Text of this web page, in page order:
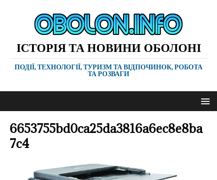
ІСТОРІЯ ТА НОВИНИ ОБОЛОНІ
ПОДІЇ, ТЕХНОЛОГІЇ, ТУРИЗМ ТА ВІДПОЧИНОК, РОБОТА
ТА РОЗВАГИ
6653755bd0ca25da3816a6ec8e8ba
7c4